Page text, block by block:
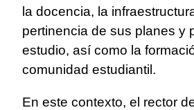
la docencia, la
pertinencia de sus planes y
estudio, así como la
comunidad estudiantil.
En este contexto, el rector